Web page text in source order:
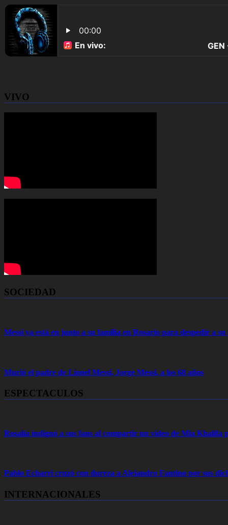
VIVO
SOCIEDAD
Messi ya está en junto a su familia en Rosario para despedir a
Murió el padre de Lionel Messi, Jorge Messi, a los 68 años
ESPECTACULOS
Rosalía indignó a sus fans al compartir un video de Mia Khalifa
Pablo Echarri cruzó con dureza a Alejandro Fantino por sus
INTERNACIONALES